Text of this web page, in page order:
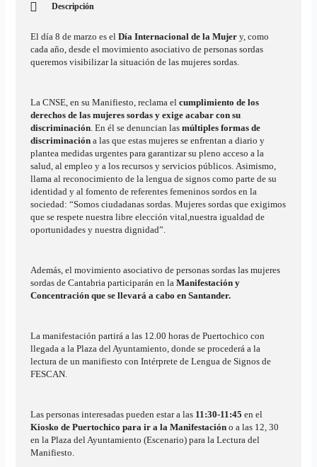
Descripción
El día 8 de marzo es elDía Internacional de la Mujer y, como
cada año, desde el movimiento asociativo de personas sordas
queremos visibilizar la situación de las mujeres sordas.
La CNSE, en su Manifiesto, reclama elcumplimiento de los
derechos de las mujeres sordas y exige acabar con su
discriminación . En él se denuncian lasmúltiples formas de
discriminación a las que estas mujeres se enfrentan a diario y
plantea medidas urgentes para garantizar su pleno acceso a la
salud, al empleo y a los recursos y servicios públicos. Asimismo,
llama al reconocimiento de la lengua de signos como parte de su
identidad y al fomento de referentes femeninos sordos en la
sociedad: “Somos ciudadanas sordas. Mujeres sordas que exigimos
que se respete nuestra libre elección vital,nuestra igualdad de
oportunidades y nuestra dignidad”.
Además, el movimiento asociativo de personas sordas las mujeres
sordas de Cantabria participarán en laManifestación y
Concentración que se llevará a cabo en Santander.
La manifestación partirá a las 12.00 horas de Puertochico con
llegada a la Plaza del Ayuntamiento, donde se procederá a la
lectura de un manifiesto con Intérprete de Lengua de Signos de
FESCAN.
Las personas interesadas pueden estar a las 11:30-11:45 en el
Kiosko de Puertochico para ir a la Manifestación o a las 12, 30
en la Plaza del Ayuntamiento (Escenario) para la Lectura del
Manifiesto.